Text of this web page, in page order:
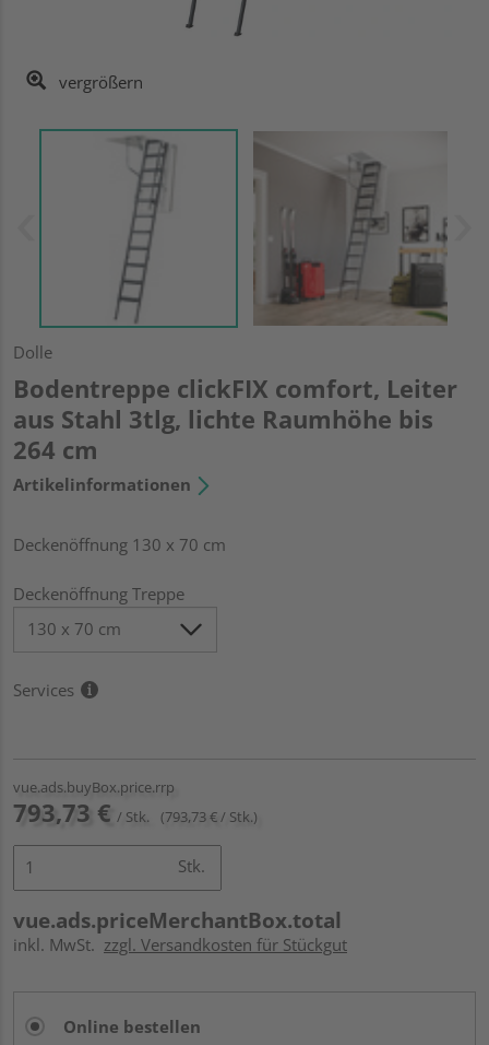
vergrößern
Dolle
Bodentreppe clickFIX comfort, Leiter
aus Stahl 3tlg, lichte Raumhöhe bis
264 cm
Artikelinformationen
Deckenöffnung 130 x 70 cm
Deckenöffnung Treppe
Services
vue.ads.buyBox.price.rrp
793,73 € / Stk. (793,73 € / Stk.)
Stk.
vue.ads.priceMerchantBox.total
inkl. MwSt. zzgl. Versandkosten für Stückgut
Online bestellen